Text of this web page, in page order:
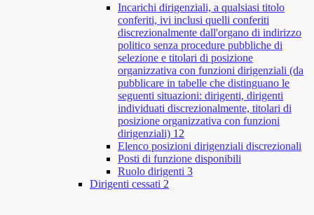
Incarichi dirigenziali, a qualsiasi titolo
conferiti, ivi inclusi quelli conferiti
discrezionalmente dall'organo di indirizzo
politico senza procedure pubbliche di
selezione e titolari di posizione
organizzativa con funzioni dirigenziali (da
pubblicare in tabelle che distinguano le
seguenti situazioni: dirigenti, dirigenti
individuati discrezionalmente, titolari di
posizione organizzativa con funzioni
dirigenziali) 12
Elenco posizioni dirigenziali discrezionali
Posti di funzione disponibili
Ruolo dirigenti 3
Dirigenti cessati 2